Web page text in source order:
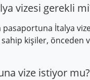
vizesi gerekli
İtalya
kişiler, önceden
vize istiyor mu?